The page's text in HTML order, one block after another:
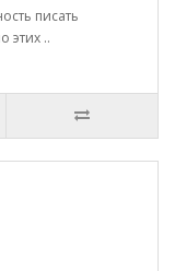
писать
этих ..